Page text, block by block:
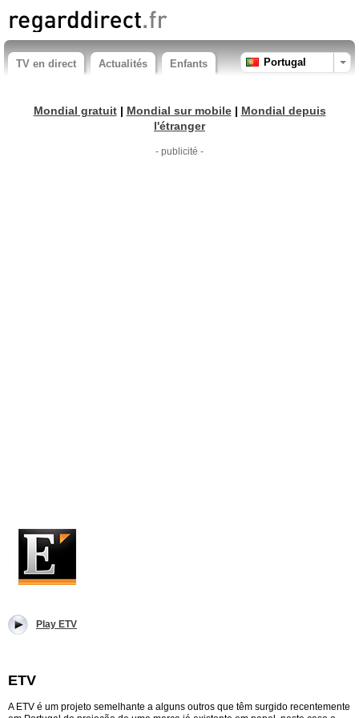
TV en direct Actualités Enfants Portugal
Mondial gratuit| Mondial sur mobile| Mondial depuis
l'étranger
- publicité -
Play ETV
ETV
A ETV é um projeto semelhante a alguns outros que têm surgido recentemente